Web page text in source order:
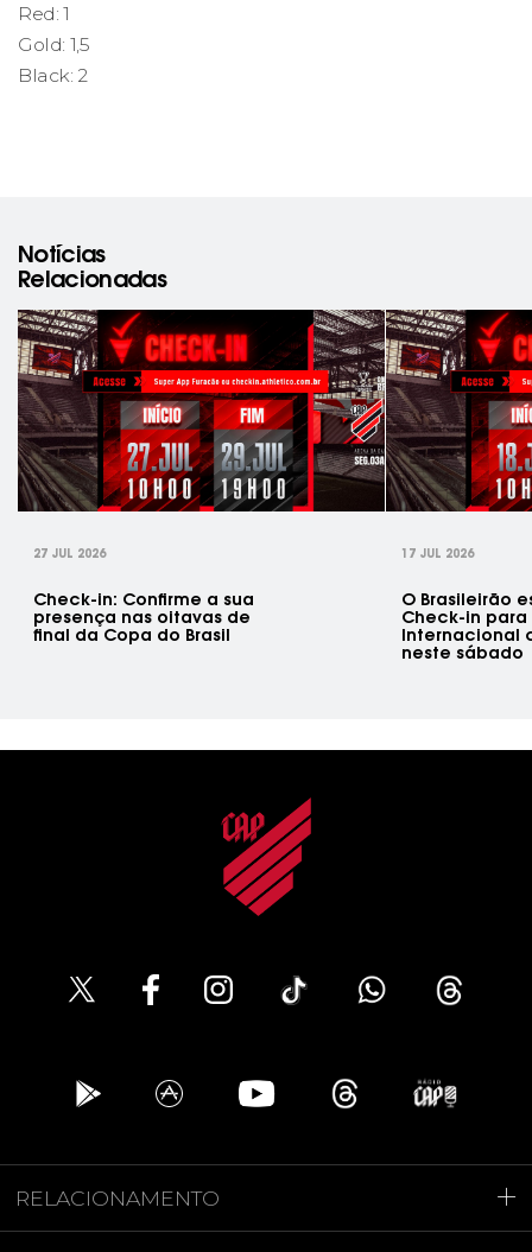
Red: 1
Gold: 1,5
Black: 2
Notícias
Relacionadas
27 JUL 2026
Check-in: Confirme a sua
presença nas oitavas de
final da Copa do Brasil
17 JUL 2026
O Brasileirão
Check-in
Internacional
neste sábado
RELACIONAMENTO